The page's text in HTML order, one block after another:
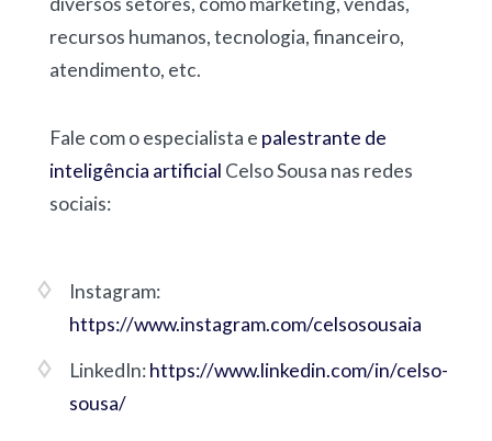
recursos humanos, tecnologia, financeiro,
atendimento, etc.
Fale com o especialista e palestrante de
inteligência artificial Celso Sousa nas redes
sociais:
Instagram:
https://www.instagram.com/celsosousaia
LinkedIn:https://www.linkedin.com/in/celso-
sousa/